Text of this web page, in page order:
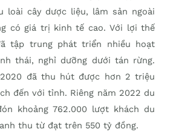
loài cây dược liệu, lâm sản ngoài
có giá trị kinh tế cao. Với lợi thế
tập trung phát triển nhiều hoạt
thái, nghỉ dưỡng dưới tán rừng.
2020 đã thu hút được hơn 2 triệu
đến với tỉnh. Riêng năm 2022 du
khoảng 762.000 lượt khách du
thu từ đạt trên 550 tỷ đồng.